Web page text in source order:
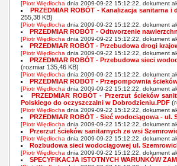
[Piotr Więdłocha dnia 2009-09-22 15:12:22, dokument
PRZEDMIAR ROBÓT - Kanalizacja sanitarna
255,38 KB)
[Piotr Więdłocha dnia 2009-09-22 15:12:22, dokument
PRZEDMIAR ROBÓT - Odtworzenie
[Piotr Więdłocha dnia 2009-09-22 15:12:22, dokument
PRZEDMIAR ROBÓT - Przebudowa drogi
[Piotr Więdłocha dnia 2009-09-22 15:12:22, dokument
PRZEDMIAR ROBÓT - Przebudowa sieci
(rozmiar 135,46 KB)
[Piotr Więdłocha dnia 2009-09-22 15:12:22, dokument
PRZEDMIAR ROBÓT - Przepompownia
[Piotr Więdłocha dnia 2009-09-22 15:12:22, dokument
PRZEDMIAR ROBÓT - Przerzut ścieków
Polskiego do oczyszczalni w Dobrodzieniu.PDF
[Piotr Więdłocha dnia 2009-09-22 15:12:22, dokument
PRZEDMIAR ROBÓT - Sieć wodociągowa -
[Piotr Więdłocha dnia 2009-09-22 15:12:22, dokument
Przerzut ścieków sanitarnych ze wsi
[Piotr Więdłocha dnia 2009-09-22 15:12:22, dokument
Rozbudowa sieci wodociągowej ul.
[Piotr Więdłocha dnia 2009-09-22 15:12:22, dokument
SPECYFIKACJA ISTOTNYCH WARUNKÓW